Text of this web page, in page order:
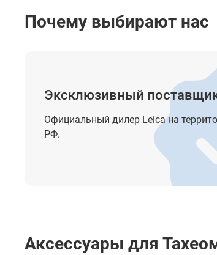
Температурный диапазон работы
Стандартные прикладные программы
Почему выбирают нас
Эксклюзивный
Официальный дилер Leica на
РФ.
Аксессуары для